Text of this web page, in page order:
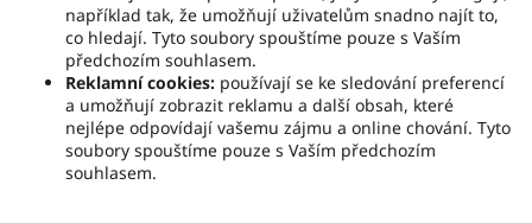
například tak, že umožňují uživatelům snadno najít to,
co hledají. Tyto soubory spouštíme pouze s Vaším
předchozím souhlasem.
Reklamní cookies: používají se ke sledování preferencí
a umožňují zobrazit reklamu a další obsah, které
nejlépe odpovídají vašemu zájmu a online chování. Tyto
soubory spouštíme pouze s Vaším předchozím
souhlasem.